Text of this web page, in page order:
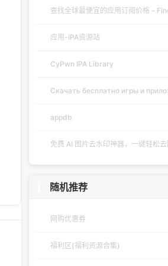
查找全球最便宜的应用订阅价格 -
应用-iPA资源站
CyPwn IPA Library
Скачать бесплатно игры и
appdb
免费 AI 图片去水印神器，一键轻松
随机推荐
网购优惠券
福利区(福利资源合集)